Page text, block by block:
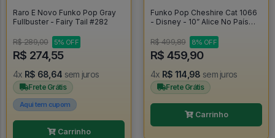
Raro E Novo Funko Pop Gray
Fullbuster - Fairy Tail #282
R$ 289,00 5% OFF
R$ 274,55
4x R$ 68,64 sem juros
Frete Grátis
Aqui tem cupom
Carrinho
Funko Pop Cheshire Cat 1066
- Disney - 10” Alice No País
Wonderland #1066
R$ 499,89 8% OFF
R$ 459,90
4x R$ 114,98 sem juros
Frete Grátis
Carrinho